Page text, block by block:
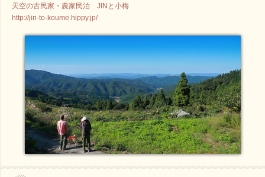
天空の古民家・農家民泊 JINと小梅
http://jin-to-koume.hippy.jp/